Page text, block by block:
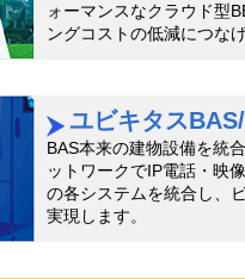
ォーマンスなクラウド型
ングコストの低減につなげ
ユビキタス
BAS本来の建物設備を統
ットワークでIP電話・映
の各システムを統合し、
実現します。